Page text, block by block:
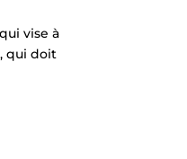
vise à
qui doit